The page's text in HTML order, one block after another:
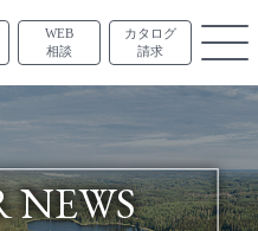
WEB
相談
カタログ
請求
NEWS